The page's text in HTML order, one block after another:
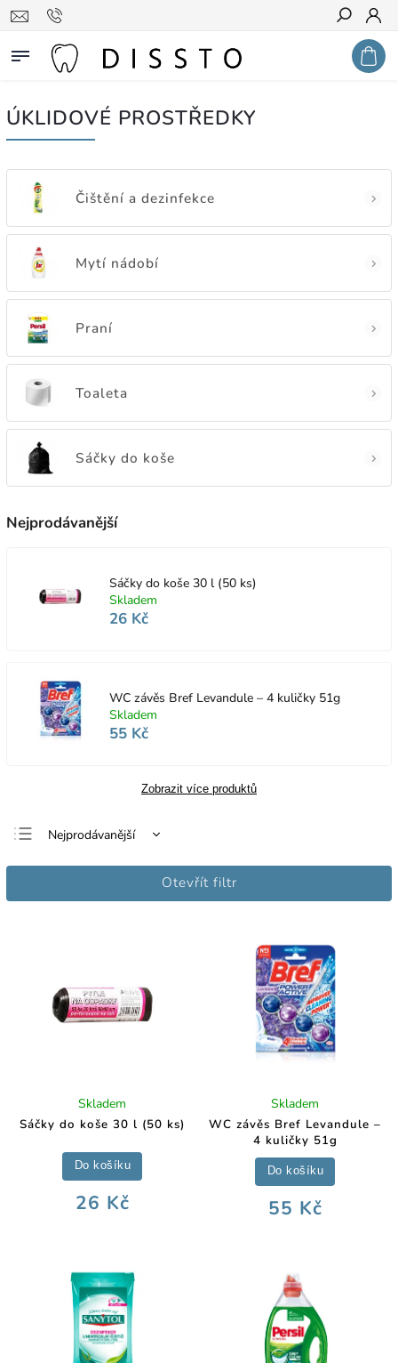
Hledat
ÚKLIDOVÉ PROSTŘEDKY
Čištění a dezinfekce
Mytí nádobí
Praní
Toaleta
Sáčky do koše
Nejprodávanější
Sáčky do koše 30 l (50 ks)
Skladem
26 Kč
WC závěs Bref Levandule – 4 kuličky 51g
Skladem
55 Kč
Zobrazit více produktů
Nejprodávanější
Nejlevnější
Otevřít filtr
Sáčky do koše 30 l (50 ks)
Skladem
26 Kč
Do košíku
WC závěs Bref Levandule –
4 kuličky 51g
Skladem
55 Kč
Do košíku